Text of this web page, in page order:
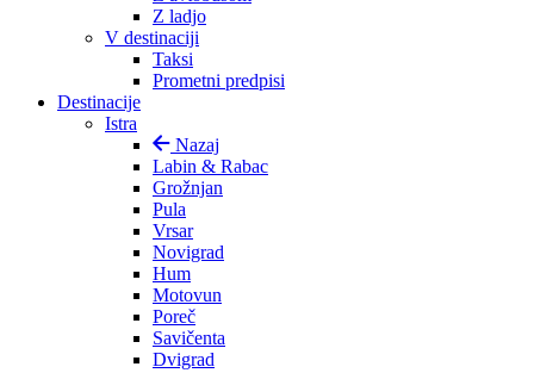
Z ladjo
V destinaciji
Taksi
Prometni predpisi
Destinacije
Istra
Nazaj
Labin & Rabac
Grožnjan
Pula
Vrsar
Novigrad
Hum
Motovun
Poreč
Savičenta
Dvigrad